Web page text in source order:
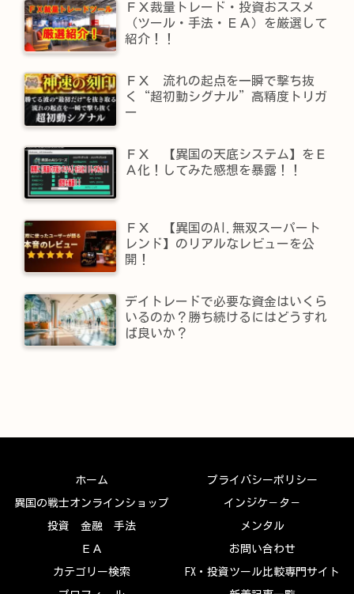
ＦＸ裁量トレード・投資おススメ
（ツール・手法・ＥＡ）を厳選して
紹介！！
ＦＸ 流れの起点を一瞬で撃ち抜
く“超初動シグナル”高精度トリガ
ー
ＦＸ 【異国の天底システム】をＥ
Ａ化！してみた感想を暴露！！
ＦＸ 【異国のAI.無双スーパート
レンド】​のリアルなレビューを公
開！
デイトレードで必要な資金はいくら
いるのか？勝ち続けるにはどうすれ
ば良いか？
ホーム プライバシーポリシー
異国の戦士オンラインショップ インジケ－タ－
投資 金融 手法 メンタル
ＥＡ お問い合わせ
カテゴリー検索 FX・投資ツール比較専門サイト